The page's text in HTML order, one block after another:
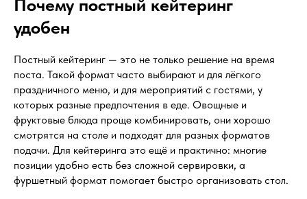
Почему постный кейтеринг
удобен
Постный кейтеринг — это не только решение на время
поста. Такой формат часто выбирают и для лёгкого
праздничного меню, и для мероприятий с гостями, у
которых разные предпочтения в еде. Овощные и
фруктовые блюда проще комбинировать, они хорошо
смотрятся на столе и подходят для разных форматов
подачи. Для кейтеринга это ещё и практично: многие
позиции удобно есть без сложной сервировки, а
фуршетный формат помогает быстро организовать стол.